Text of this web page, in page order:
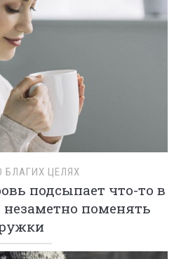
БЛАГИХ ЦЕЛЯХ
подсыпает что-то в
поменять